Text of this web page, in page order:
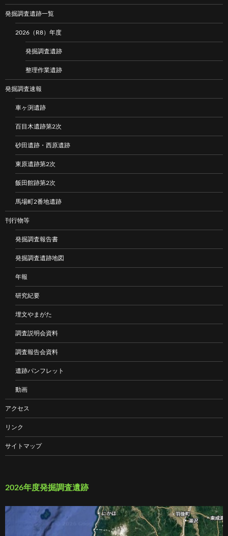
発掘調査遺跡一覧
2026（R8）年度
発掘調査遺跡
整理作業遺跡
発掘調査速報
車ヶ渕遺跡
百目木遺跡第2次
砂田遺跡・西原遺跡
東原遺跡第2次
飯田館跡第2次
馬場町2番地遺跡
刊行物等
発掘調査報告書
発掘調査遺跡地図
年報
研究紀要
埋文やまがた
調査説明会資料
調査報告会資料
遺跡パンフレット
動画
アクセス
リンク
サイトマップ
2026年度発掘調査遺跡